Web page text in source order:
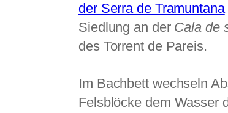
der Serra de Tramuntana
Siedlung an der Cala de
des Torrent de Pareis.
Im Bachbett wechseln
Felsblöcke dem Wasser